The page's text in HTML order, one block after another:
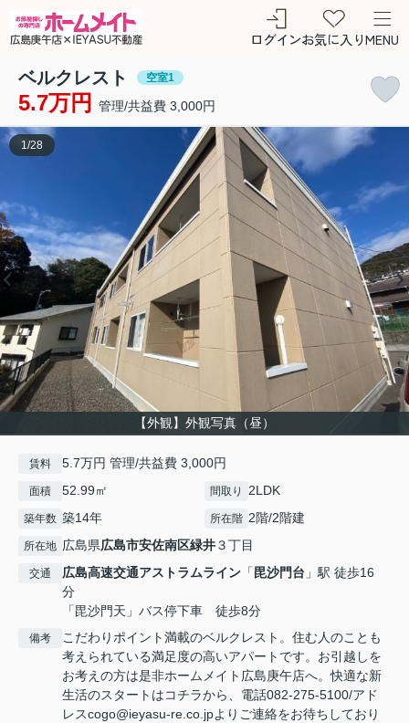
ログインお気に入りMENU
ベルクレスト 空室1
5.7万円 管理/共益費 3,000円
【外観】外観写真（昼）
1 /28
賃料 5.7万円 管理/共益費 3,000円
面積 52.99㎡ 間取り 2LDK
築年数 築14年 所在階 2階/2階建
所在地 広島県広島市安佐南区緑井３丁目
交通 広島高速交通アストラムライン 「毘沙門台 」駅 徒歩16
分
「毘沙門天」バス停下車 徒歩8分
備考
こだわりポイント満載のベルクレスト。住む人のことも
考えられている満足度の高いアパートです。お引越しを
お考えの方は是非ホームメイト広島庚午店へ。快適な新
生活のスタートはコチラから、電話082-275-5100/アド
レスcogo@ieyasu-re.co.jpよりご連絡をお待ちしており